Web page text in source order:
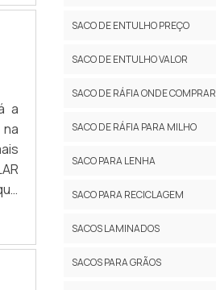
se
de
a
SACO DE ENTULHO PREÇO
SACO DE ENTULHO VALOR
SACO DE RÁFIA ONDE COMPRAR
SACO DE RÁFIA PARA MILHO
SACO PARA LENHA
SACO PARA RECICLAGEM
SACOS LAMINADOS
SACOS PARA GRÃOS